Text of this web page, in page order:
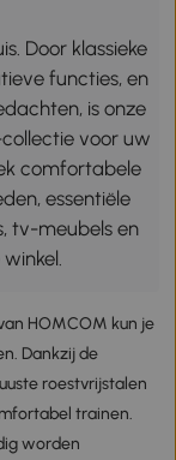
Door klassieke
functies, en
is onze
voor uw
comfortabele
essentiële
tv-meubels en
HOMCOM kun je
Dankzij de
roestvrijstalen
trainen.
worden